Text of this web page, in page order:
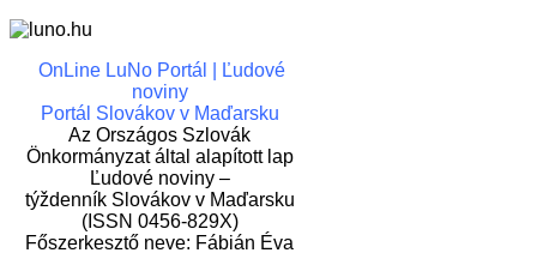
OnLine LuNo Portál | Ľudové
noviny
Portál Slovákov v Maďarsku
Az Országos Szlovák
Önkormányzat által alapított lap
Ľudové noviny –
týždenník Slovákov v Maďarsku
(ISSN 0456-829X)
Főszerkesztő neve: Fábián Éva